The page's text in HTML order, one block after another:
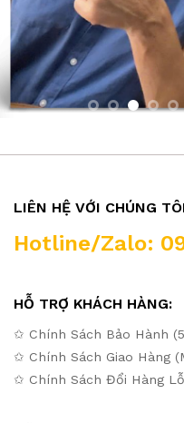
LIÊN HỆ VỚI CHÚNG
Hotline/Zalo:
HỖ TRỢ KHÁCH HÀNG:
✩ Chính Sách Bảo Hành
✩ Chính Sách Giao Hàng
✩ Chính Sách Đổi Hàng